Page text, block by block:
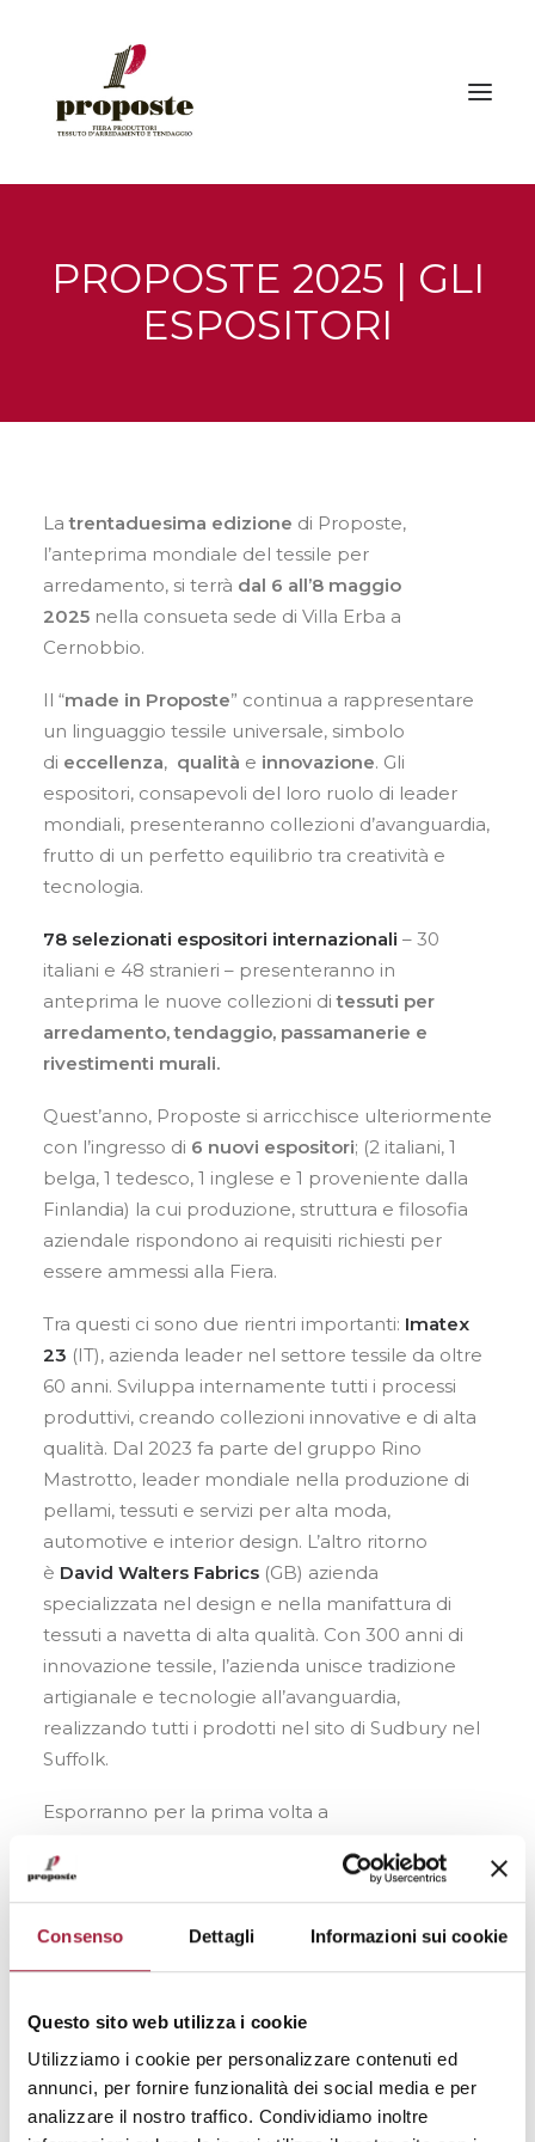
Consenso Dettagli Informazioni sui cookie
Questo sito web utilizza i cookie
Utilizziamo i cookie per personalizzare contenuti ed
annunci, per fornire funzionalità dei social media e per
analizzare il nostro traffico. Condividiamo inoltre
La fiera
News
IT
EN
PROPOSTE 2025 | GLI
ESPOSITORI
Latrentaduesima edizione di Proposte,
l’anteprima mondiale del tessile per
arredamento, si terrà dal 6 all’8 maggio
2025 nella consueta sede di Villa Erba a
Cernobbio.
Il “made in Proposte” continua a rappresentare
un linguaggio tessile universale, simbolo
di eccellenza, qualità e innovazione. Gli
espositori, consapevoli del loro ruolo di leader
mondiali, presenteranno collezioni d’avanguardia,
frutto di un perfetto equilibrio tra creatività e
tecnologia.
78 selezionati espositori internazionali – 30
italiani e 48 stranieri – presenteranno in
anteprima le nuove collezioni ditessuti per
arredamento, tendaggio, passamanerie e
rivestimenti murali.
Quest’anno, Proposte si arricchisce ulteriormente
con l’ingresso di 6 nuovi espositori; (2 italiani, 1
belga, 1 tedesco, 1 inglese e 1 proveniente dalla
Finlandia) la cui produzione, struttura e filosofia
aziendale rispondono ai requisiti richiesti per
essere ammessi alla Fiera.
Tra questi ci sono due rientri importanti: Imatex
23 (IT), azienda leader nel settore tessile da oltre
60 anni. Sviluppa internamente tutti i processi
produttivi, creando collezioni innovative e di alta
qualità. Dal 2023 fa parte del gruppo Rino
Mastrotto, leader mondiale nella produzione di
pellami, tessuti e servizi per alta moda,
automotive e interior design. L’altro ritorno
è David Walters Fabrics (GB) azienda
specializzata nel design e nella manifattura di
tessuti a navetta di alta qualità. Con 300 anni di
innovazione tessile, l’azienda unisce tradizione
artigianale e tecnologie all’avanguardia,
realizzando tutti i prodotti nel sito di Sudbury nel
Suffolk.
Esporranno per la prima volta a
azienda tessile italiana, attiva dal 1892, che
produce tessuti di alta qualità, specializzandosi in
lino per arredamento, tappezzeria e
decorazione. L’azienda, a conduzione familiare da
personalizzate, vantando la certificazione
Masters of Linen®.Tavelmo(BE) un’azienda
tessile belga verticalmente integrata,
specializzata in tessuti di qualità, con una